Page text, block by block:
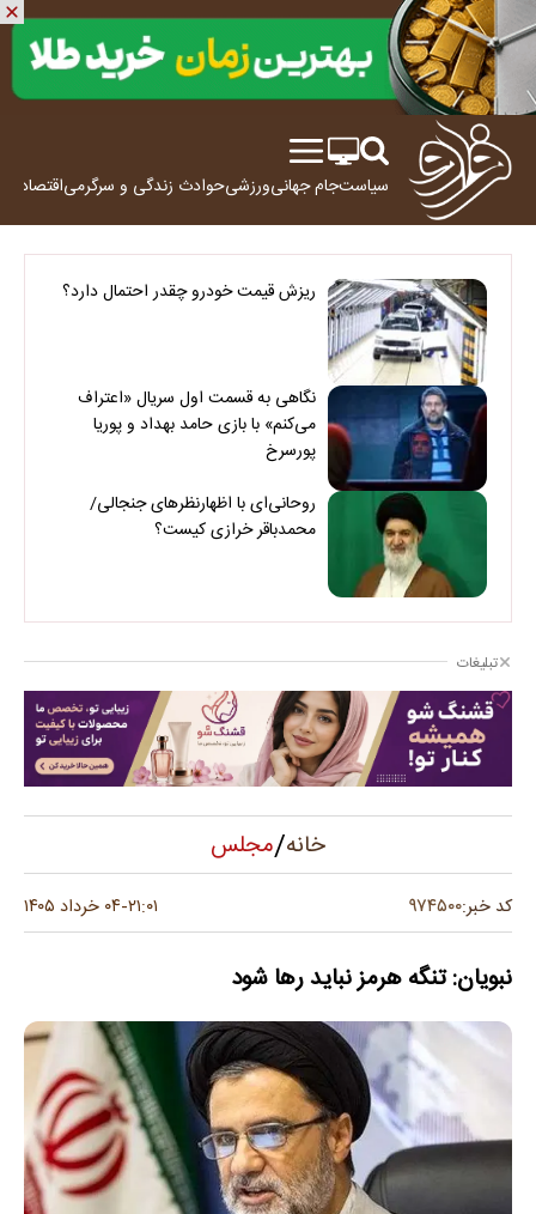
سیاستجام جهانیورزشیحوادث زندگی و سرگرمیاقتصاد
ریزش قیمت خودرو چقدر احتمال دارد؟
نگاهی به قسمت اول سریال «اعتراف
می‌کنم» با بازی حامد بهداد و پوریا
پورسرخ
روحانی‌ای با اظهارنظرهای جنجالی/
محمدباقر خرازی کیست؟
تبلیغات
خانه/مجلس
کد خبر:۹۷۴۵۰۰ ۲۱:۰۱-۰۴ خرداد ۱۴۰۵
نبویان: تنگه هرمز نباید رها شود